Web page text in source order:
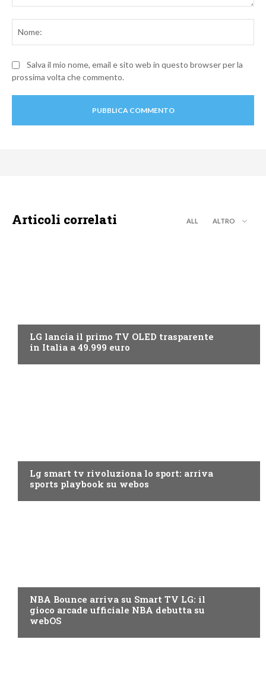
Salva il mio nome, email e sito web in questo browser per la
prossima volta che commento.
Articoli correlati ALL ALTRO
LG lancia il primo TV OLED trasparente
in Italia a 49.999 euro
Lg smart tv rivoluziona lo sport: arriva
sports playbook su webos
NBA Bounce arriva su Smart TV LG: il
gioco arcade ufficiale NBA debutta su
webOS